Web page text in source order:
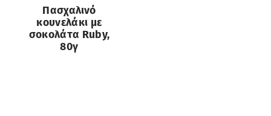
Πασχαλινό
κουνελάκι με
σοκολάτα Ruby,
80γ